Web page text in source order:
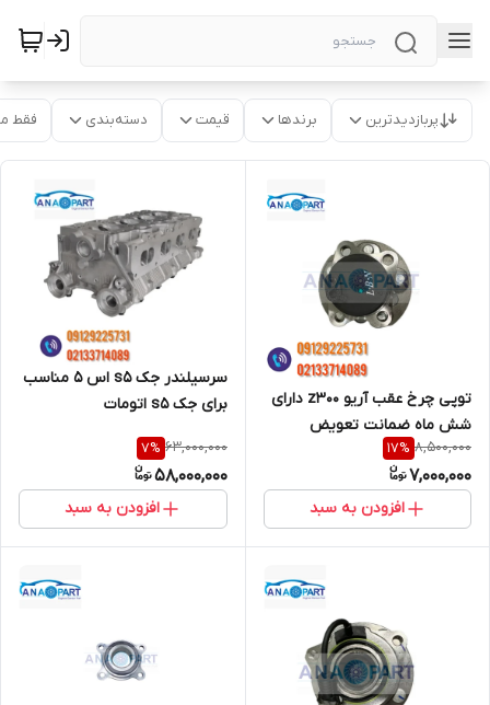
پربازدیدترین برندها قیمت دسته‌بندی فقط
توپی چرخ عقب آریو z300 دارای
شش ماه ضمانت تعویض
8,500,000
17%
7,000,000
افزودن به سبد
سرسیلندر جک s5 اس ۵ مناسب
برای جک s5 اتومات
63,000,000
7%
58,000,000
افزودن به سبد